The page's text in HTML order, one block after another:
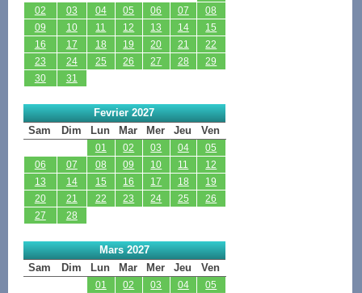
02
03 04 05 06 07
08
09
10 11 12 13 14
15
16
17 18 19 20 21
22
23
24 25 26 27 28
29
30
31
Fevrier 2027
Sam
Dim Lun Mar Mer Jeu Ven
01 02 03 04
05
06
07 08 09 10 11
12
13
14 15 16 17 18
19
20
21 22 23 24 25
26
27
28
Mars 2027
Sam
Dim Lun Mar Mer Jeu Ven
01 02 03 04
05